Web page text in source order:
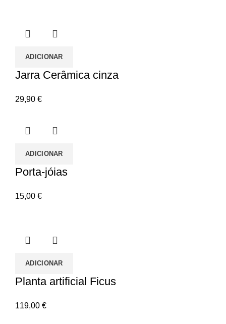
ADICIONAR
Jarra Cerâmica cinza
29,90 €
ADICIONAR
Porta-jóias
15,00 €
ADICIONAR
Planta artificial Ficus
119,00 €